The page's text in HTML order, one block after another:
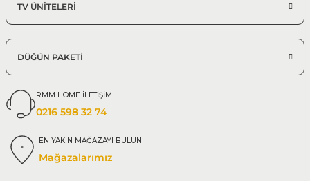
TV ÜNİTELERİ
DÜĞÜN PAKETİ
RMM HOME İLETİŞİM
0216 598 32 74
EN YAKIN MAĞAZAYI BULUN
Mağazalarımız